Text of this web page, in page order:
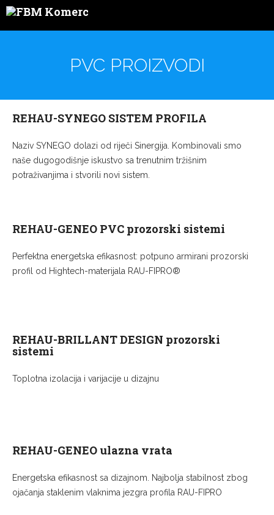
PVC PROIZVODI
REHAU-SYNEGO SISTEM PROFILA
Naziv SYNEGO dolazi od riječi Sinergija. Kombinovali smo
naše dugogodišnje iskustvo sa trenutnim tržišnim
potraživanjima i stvorili novi sistem.
REHAU-GENEO PVC prozorski sistemi
Perfektna energetska efikasnost: potpuno armirani prozorski
profil od Hightech-materijala RAU-FIPRO®
REHAU-BRILLANT DESIGN prozorski
sistemi
Toplotna izolacija i varijacije u dizajnu
REHAU-GENEO ulazna vrata
Energetska efikasnost sa dizajnom. Najbolja stabilnost zbog
ojačanja staklenim vlaknima jezgra profila RAU-FIPRO